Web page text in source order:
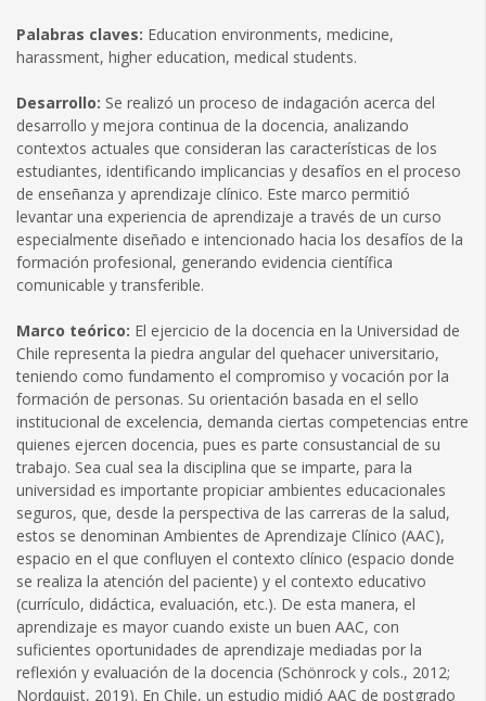
Palabras claves: Education environments, medicine,
harassment, higher education, medical students.
Desarrollo: Se realizó un proceso de indagación acerca del
desarrollo y mejora continua de la docencia, analizando
contextos actuales que consideran las características de los
estudiantes, identificando implicancias y desafíos en el proceso
de enseñanza y aprendizaje clínico. Este marco permitió
levantar una experiencia de aprendizaje a través de un curso
especialmente diseñado e intencionado hacia los desafíos de la
formación profesional, generando evidencia científica
comunicable y transferible.
Marco teórico: El ejercicio de la docencia en la Universidad de
Chile representa la piedra angular del quehacer universitario,
teniendo como fundamento el compromiso y vocación por la
formación de personas. Su orientación basada en el sello
institucional de excelencia, demanda ciertas competencias entre
quienes ejercen docencia, pues es parte consustancial de su
trabajo. Sea cual sea la disciplina que se imparte, para la
universidad es importante propiciar ambientes educacionales
seguros, que, desde la perspectiva de las carreras de la salud,
estos se denominan Ambientes de Aprendizaje Clínico (AAC),
espacio en el que confluyen el contexto clínico (espacio donde
se realiza la atención del paciente) y el contexto educativo
(currículo, didáctica, evaluación, etc.). De esta manera, el
aprendizaje es mayor cuando existe un buen AAC, con
suficientes oportunidades de aprendizaje mediadas por la
reflexión y evaluación de la docencia (Schönrock y cols., 2012;
Nordquist, 2019). En Chile, un estudio midió AAC de postgrado